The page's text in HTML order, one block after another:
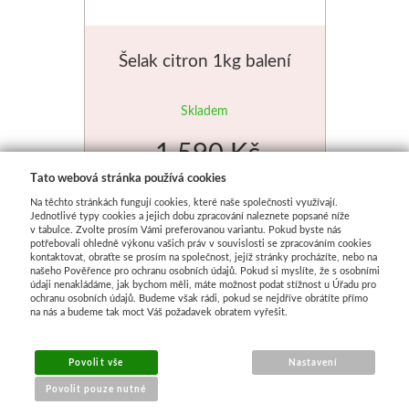
Šelak citron 1kg balení
Skladem
1 590 Kč
Tato webová stránka používá cookies
Na těchto stránkách fungují cookies, které naše společnosti využívají.
Jednotlivé typy cookies a jejich dobu zpracování naleznete popsané níže
v tabulce. Zvolte prosím Vámi preferovanou variantu. Pokud byste nás
potřebovali ohledně výkonu vašich práv v souvislosti se zpracováním cookies
kontaktovat, obraťte se prosím na společnost, jejíž stránky procházíte, nebo na
našeho Pověřence pro ochranu osobních údajů. Pokud si myslíte, že s osobními
údaji nenakládáme, jak bychom měli, máte možnost podat stížnost u Úřadu pro
ochranu osobních údajů. Budeme však rádi, pokud se nejdříve obrátíte přímo
na nás a budeme tak moct Váš požadavek obratem vyřešit.
Povolit vše
Povolit pouze nutné
Nastavení